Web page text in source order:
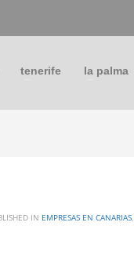
tenerife la palma
IN EMPRESAS EN CANARIAS,